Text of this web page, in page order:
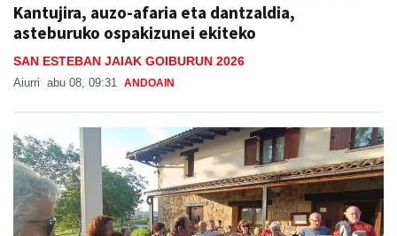
Kantujira, auzo-afaria eta dantzaldia,
asteburuko ospakizunei ekiteko
SAN ESTEBAN JAIAK GOIBURUN 2026
Aiurri abu 08, 09:31 ANDOAIN